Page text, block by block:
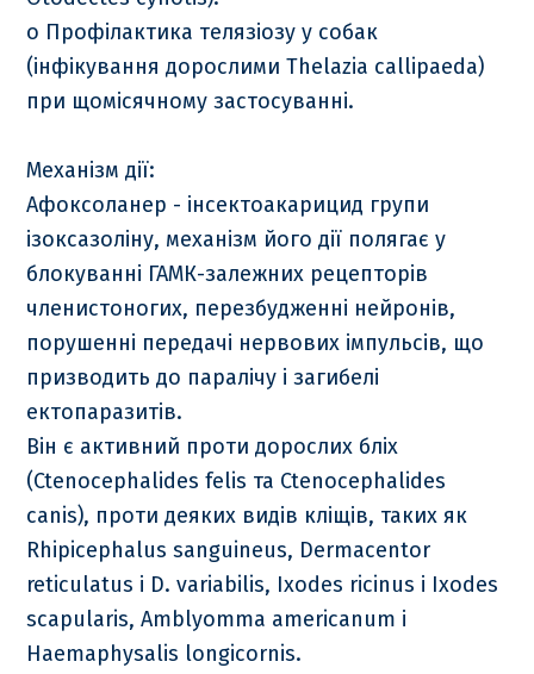
o Профілактика телязіозу у собак
(інфікування дорослими Thelazia callipaeda)
при щомісячному застосуванні.
Механізм дії:
Афоксоланер - інсектоакарицид групи
ізоксазоліну, механізм його дії полягає у
блокуванні ГАМК-залежних рецепторів
членистоногих, перезбудженні нейронів,
порушенні передачі нервових імпульсів, що
призводить до паралічу і загибелі
ектопаразитів.
Він є активний проти дорослих бліх
(Ctenocephalides felis та Ctenocephalides
canis), проти деяких видів кліщів, таких як
Rhipicephalus sanguineus, Dermacentor
reticulatus і D. variabilis, Ixodes ricinus і Ixodes
scapularis, Amblyomma americanum і
Haemaphysalis longicornis.